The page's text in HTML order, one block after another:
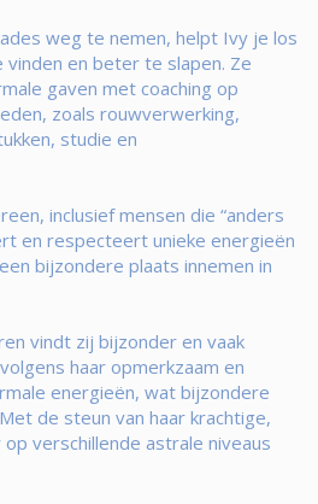
weg te nemen, helpt Ivy je los
en beter te slapen. Ze
gaven met coaching op
zoals rouwverwerking,
studie en
inclusief mensen die “anders
en respecteert unieke energieën
bijzondere plaats innemen in
vindt zij bijzonder en vaak
haar opmerkzaam en
energieën, wat bijzondere
de steun van haar krachtige,
verschillende astrale niveaus